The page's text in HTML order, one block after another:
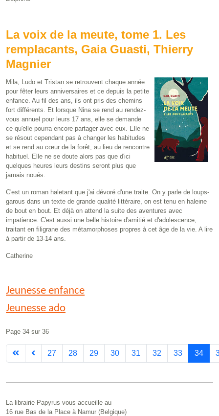
La voix de la meute, tome 1. Les
remplacants, Gaia Guasti, Thierry
Magnier
Mila, Ludo et Tristan se retrouvent chaque année
pour fêter leurs anniversaires et ce depuis la petite
enfance. Au fil des ans, ils ont pris des chemins
fort différents. Et lorsque Nina se rend au rendez-
vous annuel pour leurs 17 ans, elle se demande
ce qu'elle pourra encore partager avec eux. Elle ne
se résout cependant pas à changer les habitudes
et se rend au cœur de la forêt, au lieu de rencontre
habituel. Elle ne se doute alors pas que d'ici
quelques heures leurs destins seront plus que
jamais noués.
C'est un roman haletant que j'ai dévoré d'une traite. On y parle de loups-
garous dans un texte de grande qualité littéraire, on est tenu en haleine
de bout en bout. Et déjà on attend la suite des aventures avec
impatience. C'est aussi une belle histoire d'amitié et d'adolescence,
traitant en filigrane des métamorphoses propres à cet âge de la vie. A lire
à partir de 13-14 ans.
Catherine
Jeunesse enfance
Jeunesse ado
Page 34 sur 36
27 28 29 30 31 32 33 34
La librairie Papyrus vous accueille au
16 rue Bas de la Place à Namur (Belgique)